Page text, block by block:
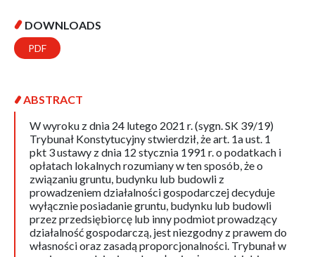
DOWNLOADS
PDF
ABSTRACT
W wyroku z dnia 24 lutego 2021 r. (sygn. SK 39/19)
Trybunał Konstytucyjny stwierdził, że art. 1a ust. 1
pkt 3 ustawy z dnia 12 stycznia 1991 r. o podatkach i
opłatach lokalnych rozumiany w ten sposób, że o
związaniu gruntu, budynku lub budowli z
prowadzeniem działalności gospodarczej decyduje
wyłącznie posiadanie gruntu, budynku lub budowli
przez przedsiębiorcę lub inny podmiot prowadzący
działalność gospodarczą, jest niezgodny z prawem do
własności oraz zasadą proporcjonalności. Trybunał w